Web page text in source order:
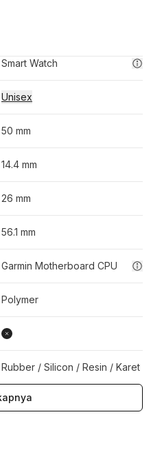
Smart Watch
Unisex
50 mm
14.4 mm
26 mm
56.1 mm
Garmin Motherboard CPU
Polymer
Rubber / Silicon / Resin / Karet